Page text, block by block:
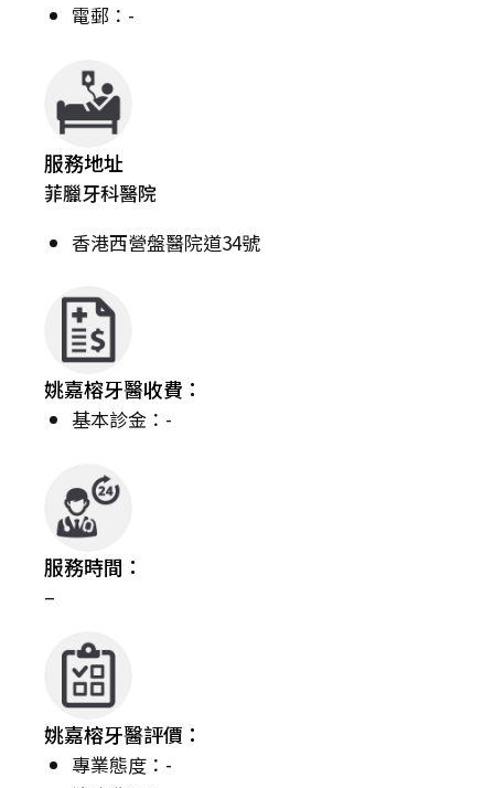
電郵：-
服務地址
菲臘牙科醫院
香港西營盤醫院道34號
姚嘉榕牙醫收費：
基本診金：-
服務時間：
–
姚嘉榕牙醫評價：
專業態度：-